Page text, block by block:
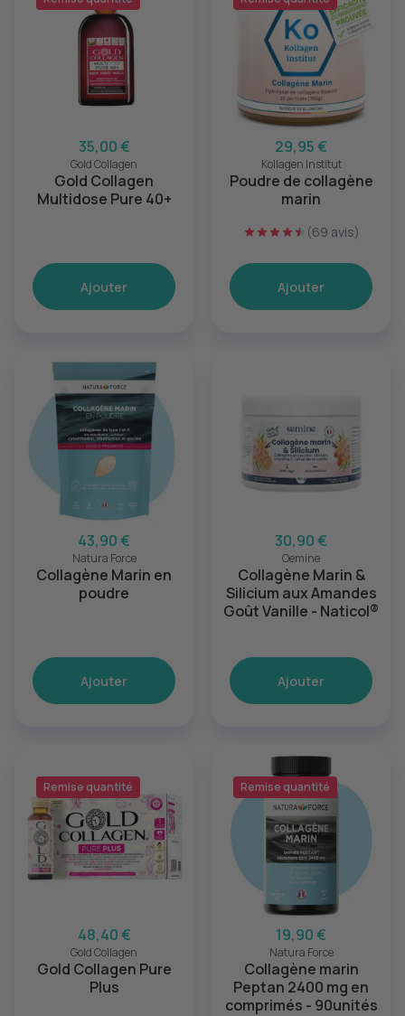
35,00 €
Gold Collagen
Gold Collagen
Multidose Pure 40+
Ajouter
29,95 €
Kollagen Institut
Poudre de collagène
marin
(69 avis)
Ajouter
43,90 €
Natura Force
Collagène Marin en
poudre
Ajouter
30,90 €
Oemine
Collagène Marin &
Silicium aux Amandes
Goût Vanille - Naticol®
Ajouter
Remise quantité
48,40 €
Gold Collagen
Gold Collagen Pure
Plus
Remise quantité
19,90 €
Natura Force
Collagène marin
Peptan 2400 mg en
comprimés - 90unités